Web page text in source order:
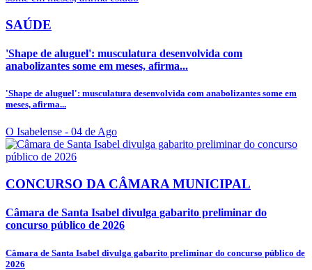
SAÚDE
'Shape de aluguel': musculatura desenvolvida com
anabolizantes some em meses, afirma...
'Shape de aluguel': musculatura desenvolvida com anabolizantes some em
meses, afirma...
O Isabelense - 04 de Ago
CONCURSO DA CÂMARA MUNICIPAL
Câmara de Santa Isabel divulga gabarito preliminar do
concurso público de 2026
Câmara de Santa Isabel divulga gabarito preliminar do concurso público de
2026